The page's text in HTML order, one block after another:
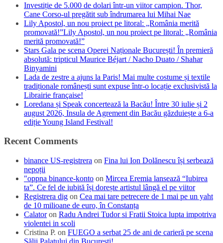
Investiție de 5.000 de dolari într-un viitor campion. Thor,
Cane Corso-ul pregătit sub îndrumarea lui Mihai Nae
Lily Apostol, un nou proiect pe litoral: „România merită
promovată!”Lily Apostol, un nou proiect pe litoral: „România
merită promovată!”
Stars Gala pe scena Operei Naționale București! În premieră
absolută: tripticul Maurice Béjart / Nacho Duato / Shahar
Binyamini
Lada de zestre a ajuns la Paris! Mai multe costume și textile
tradiționale românești sunt expuse într-o locație exclusivistă la
Librairie française!
Loredana și Speak concertează la Bacău! Între 30 iulie și 2
august 2026, Insula de Agrement din Bacău găzduiește a 6-a
ediție Young Island Festival!
Recent Comments
binance US-registrera on Fina lui Ion Dolănescu își serbează
nepoții
"oppna binance-konto on Mircea Eremia lansează “Iubirea
ta”. Ce fel de iubită își dorește artistul lângă el pe viitor
Registrera dig on Cea mai tare petrecere de 1 mai pe un yaht
de 10 milioane de euro, în Constanța
Calatoron Radu Andrei Tudor si Fratii Stoica lupta impotriva
violentei in scoli
Cristina P. on FUEGO a serbat 25 de ani de carieră pe scena